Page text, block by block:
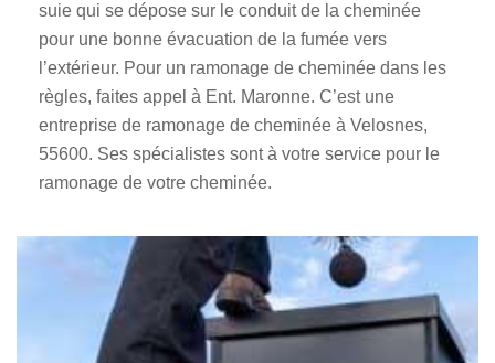
suie qui se dépose sur le conduit de la cheminée
pour une bonne évacuation de la fumée vers
l’extérieur. Pour un ramonage de cheminée dans les
règles, faites appel à Ent. Maronne. C’est une
entreprise de ramonage de cheminée à Velosnes,
55600. Ses spécialistes sont à votre service pour le
ramonage de votre cheminée.